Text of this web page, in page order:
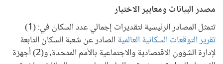
مصدر البيانات ومعايير الاختيار
تتمثل المصادر الرئيسية لتقديرات إجمالي عدد السكان في: (1)
تقرير التوقعات السكانية العالمية الصادر عن شعبة السكان التابعة
لإدارة الشؤون الاقتصادية والاجتماعية بالأمم المتحدة، و(2) أجهزة